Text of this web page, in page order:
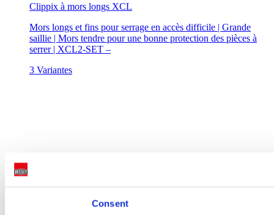
Consent
Clippix à mors longs XCL
Mors longs et fins pour serrage en accès difficile | Grande
saillie | Mors tendre pour une bonne protection des pièces à
serrer | XCL2-SET –
3 Variantes